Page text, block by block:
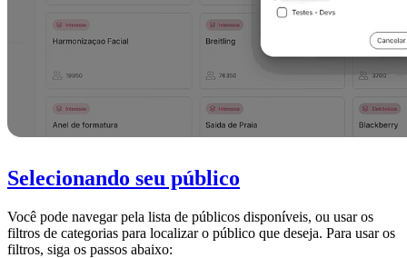
Selecionando seu público
Você pode navegar pela lista de públicos disponíveis, ou usar os
filtros de categorias para localizar o público que deseja. Para usar os
filtros, siga os passos abaixo: